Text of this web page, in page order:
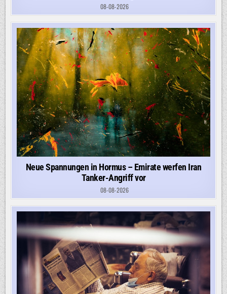
08-08-2026
Neue Spannungen in Hormus – Emirate werfen Iran
Tanker-Angriff vor
08-08-2026